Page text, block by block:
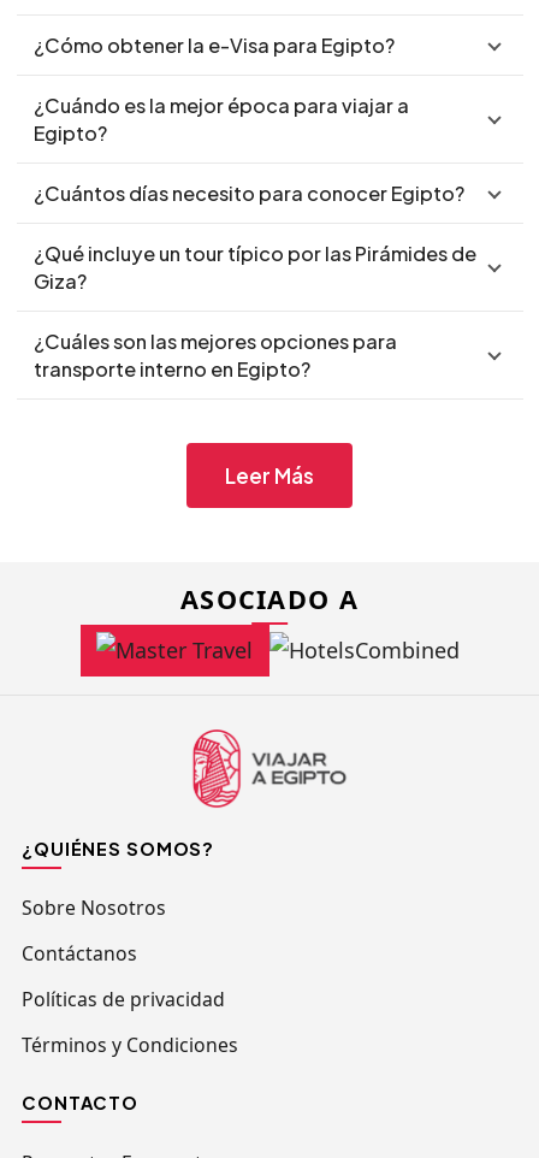
¿Cómo obtener la e-Visa para Egipto?
¿Cuándo es la mejor época para viajar a
Egipto?
¿Cuántos días necesito para conocer Egipto?
¿Qué incluye un tour típico por las Pirámides de
Giza?
¿Cuáles son las mejores opciones para
transporte interno en Egipto?
Leer Más
ASOCIADO A
¿QUIÉNES SOMOS?
Sobre Nosotros
Contáctanos
Políticas de privacidad
Términos y Condiciones
CONTACTO